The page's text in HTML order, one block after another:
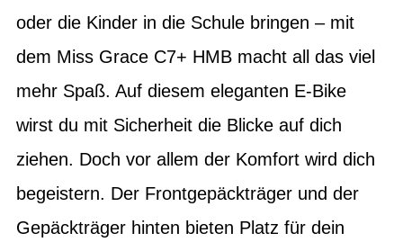
oder die Kinder in die Schule bringen – mit
dem Miss Grace C7+ HMB macht all das viel
mehr Spaß. Auf diesem eleganten E-Bike
wirst du mit Sicherheit die Blicke auf dich
ziehen. Doch vor allem der Komfort wird dich
begeistern. Der Frontgepäckträger und der
Gepäckträger hinten bieten Platz für dein